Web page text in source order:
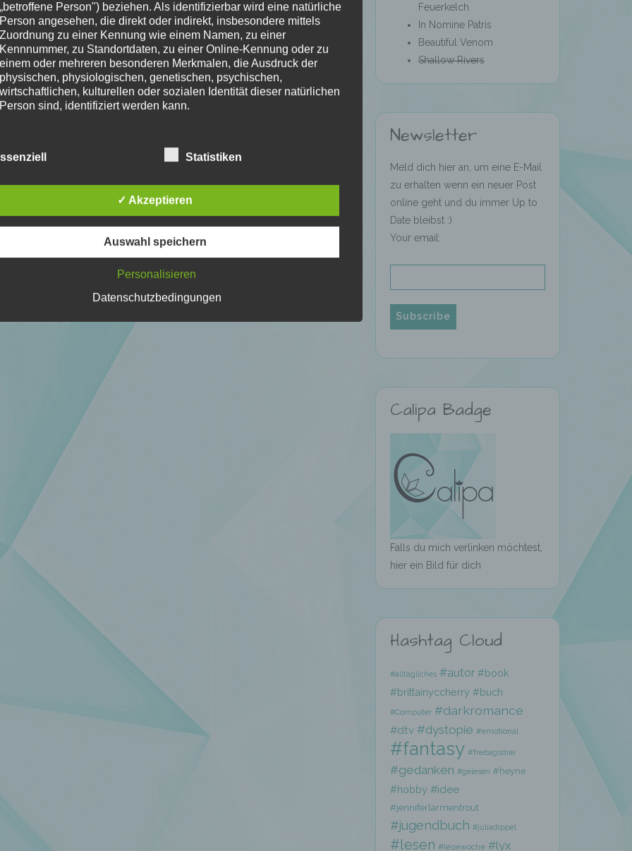
Feuerkelch
In Nomine Patris
Beautiful Venom
Shallow Rivers
Newsletter
Meld dich hier an, um eine E-Mail
zu erhalten wenn ein neuer Post
online geht und du immer Up to
Date bleibst :)
Your email:
Calipa Badge
Falls du mich verlinken möchtest,
hier ein Bild für dich
Hashtag Cloud
#alltägliches #autor #book
#brittainyccherry #buch
#Computer #darkromance
#dtv #dystopie #emotional
#fantasy #freitagsdrei
#gedanken #gelesen #heyne
#hobby #idee
#jenniferlarmentrout
#jugendbuch #juliadippel
#lesen #lesewoche #lyx
„betroffene Person") beziehen. Als identifizierbar wird eine natürliche
Person angesehen, die direkt oder indirekt, insbesondere mittels
Zuordnung zu einer Kennung wie einem Namen, zu einer
Kennnummer, zu Standortdaten, zu einer Online-Kennung oder zu
einem oder mehreren besonderen Merkmalen, die Ausdruck der
physischen, physiologischen, genetischen, psychischen,
wirtschaftlichen, kulturellen oder sozialen Identität dieser natürlichen
Person sind, identifiziert werden kann.
b) betroffene Person
Betroffene Person ist jede identifizierte oder identifizierbare
Verarbeitung Verantwortlichen verarbeitet werden.
ausgeführte Vorgang oder jede solche Vorgangsreihe im
Zusammenhang mit personenbezogenen Daten wie das Erheben,
Anpassung oder Veränderung, das Auslesen, das Abfragen, die
Verwendung, die Offenlegung durch Übermittlung, Verbreitung oder
eine andere Form der Bereitstellung, den Abgleich oder die
Verknüpfung, die Einschränkung, das Löschen oder die Vernichtung.
d) Einschränkung der Verarbeitung
Einschränkung der Verarbeitung ist die Markierung gespeicherter
personenbezogener Daten mit dem Ziel, ihre künftige Verarbeitung
einzuschränken.
e) Profiling
Profiling ist jede Art der automatisierten Verarbeitung
personenbezogener Daten, die darin besteht, dass diese
personenbezogenen Daten verwendet werden, um bestimmte
persönliche Aspekte, die sich auf eine natürliche Person beziehen,
zu bewerten, insbesondere, um Aspekte bezüglich Arbeitsleistung,
wirtschaftlicher Lage, Gesundheit, persönlicher Vorlieben, Interessen,
Zuverlässigkeit, Verhalten, Aufenthaltsort oder Ortswechsel dieser
natürlichen Person zu analysieren oder vorherzusagen.
Statistiken
✓ Akzeptieren
Auswahl speichern
Personalisieren
Datenschutzbedingungen